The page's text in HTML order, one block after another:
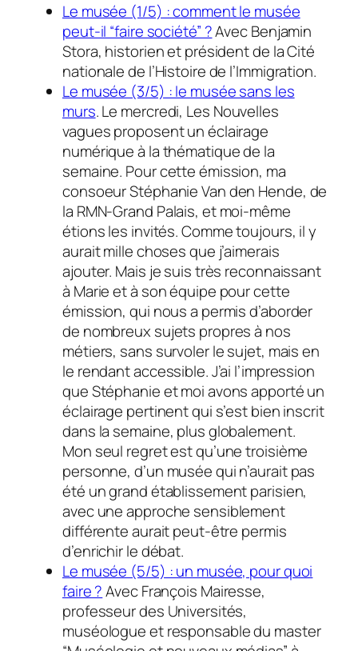
Le musée (1/5) : comment le musée
peut-il “faire société” ?Avec Benjamin
Stora, historien et président de la Cité
nationale de l’Histoire de l’Immigration.
Le musée (3/5) : le musée sans les
murs. Le mercredi, Les Nouvelles
vagues proposent un éclairage
numérique à la thématique de la
semaine. Pour cette émission, ma
consoeur Stéphanie Van den Hende, de
la RMN-Grand Palais, et moi-même
étions les invités. Comme toujours, il y
aurait mille choses que j’aimerais
ajouter. Mais je suis très reconnaissant
à Marie et à son équipe pour cette
émission, qui nous a permis d’aborder
de nombreux sujets propres à nos
métiers, sans survoler le sujet, mais en
le rendant accessible. J’ai l’impression
que Stéphanie et moi avons apporté un
éclairage pertinent qui s’est bien inscrit
dans la semaine, plus globalement.
Mon seul regret est qu’une troisième
personne, d’un musée qui n’aurait pas
été un grand établissement parisien,
avec une approche sensiblement
différente aurait peut-être permis
d’enrichir le débat.
Le musée (5/5) : un musée, pour quoi
faire ?Avec François Mairesse,
professeur des Universités,
muséologue et responsable du master